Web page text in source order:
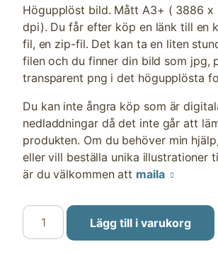
Högupplöst bild. Mått A3+ ( 3886 x
dpi). Du får efter köp en länk till en
fil, en zip-fil. Det kan ta en liten
filen och du finner din bild som jpg,
transparent png i det högupplösta
Du kan inte ångra köp som är
nedladdningar då det inte går att
produkten. Om du behöver min
eller vill beställa unika illustrationer
är du välkommen att maila
Ta
hand
Lägg till i varukorg